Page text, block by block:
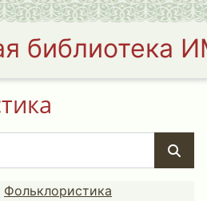
библиотека
Фольклористика